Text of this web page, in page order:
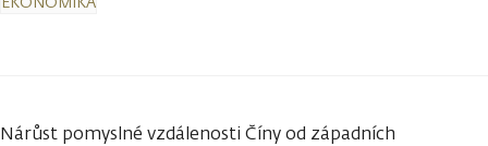
Nárůst pomyslné vzdálenosti Číny od západních